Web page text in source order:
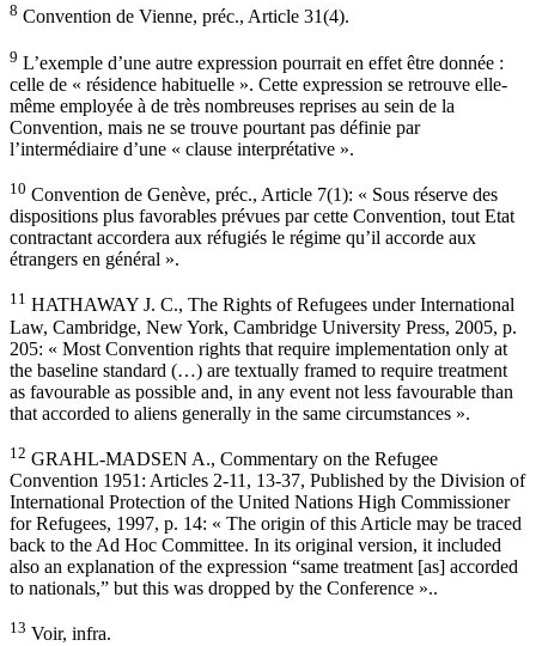
8 Convention de Vienne, préc., Article 31(4).
9 L’exemple d’une autre expression pourrait en effet être donnée :
celle de « résidence habituelle ». Cette expression se retrouve elle-
même employée à de très nombreuses reprises au sein de la
Convention, mais ne se trouve pourtant pas définie par
l’intermédiaire d’une « clause interprétative ».
10 Convention de Genève, préc., Article 7(1): « Sous réserve des
dispositions plus favorables prévues par cette Convention, tout Etat
contractant accordera aux réfugiés le régime qu’il accorde aux
étrangers en général ».
11 HATHAWAY J. C., The Rights of Refugees under International
Law, Cambridge, New York, Cambridge University Press, 2005, p.
205: « Most Convention rights that require implementation only at
the baseline standard (…) are textually framed to require treatment
as favourable as possible and, in any event not less favourable than
that accorded to aliens generally in the same circumstances ».
12 GRAHL-MADSEN A., Commentary on the Refugee
Convention 1951: Articles 2-11, 13-37, Published by the Division of
International Protection of the United Nations High Commissioner
for Refugees, 1997, p. 14: « The origin of this Article may be traced
back to the Ad Hoc Committee. In its original version, it included
also an explanation of the expression “same treatment [as] accorded
to nationals,” but this was dropped by the Conference »..
13 Voir, infra.